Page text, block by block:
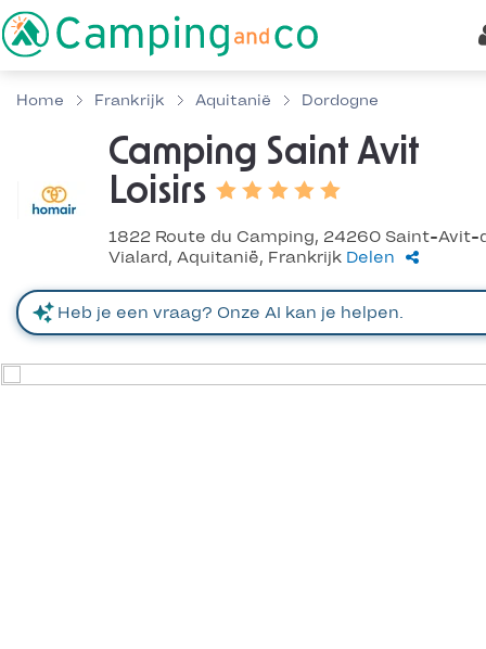
Home Frankrijk Aquitanië Dordogne
Camping Saint Avit
Loisirs
1822 Route du Camping, 24260 Saint-Avit-
Vialard, Aquitanië, Frankrijk Delen